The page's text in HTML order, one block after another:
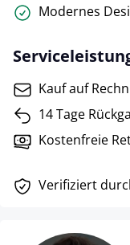
Modernes
Kauf auf
14 Tage
Kostenfreie
Verifiziert